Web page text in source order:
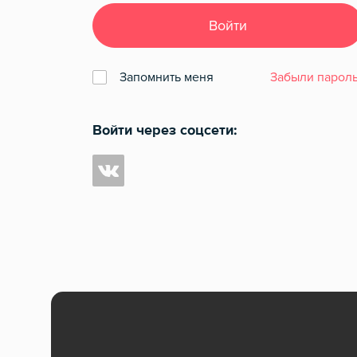
Войти
Запомнить меня Забыли
Войти через соцсети: